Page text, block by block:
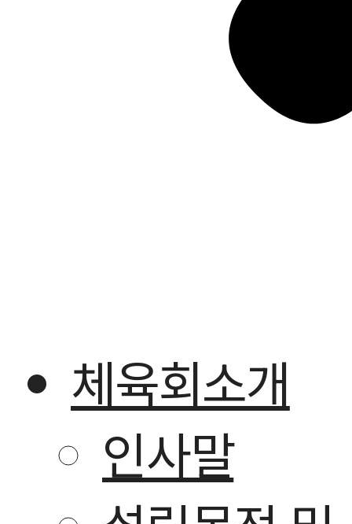
체육회소개
인사말